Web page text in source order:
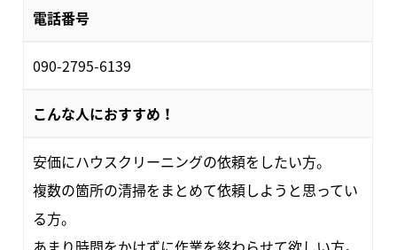
電話番号
090-2795-6139
こんな人におすすめ！
安価にハウスクリーニングの依頼をしたい方。
複数の箇所の清掃をまとめて依頼しようと思ってい
る方。